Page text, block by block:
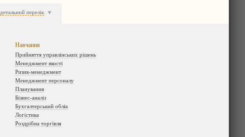
детальний перелік
Навчання
Прийняття управлінських рішень
Менеджмент якості
Ризик-менеджмент
Менеджмент персоналу
Планування
Бізнес-аналіз
Бухгалтерський облік
Логістика
Роздрібна торгівля